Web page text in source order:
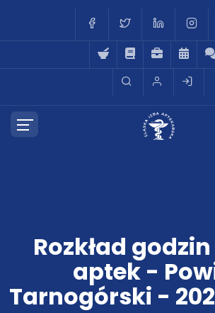
Rozkład
aptek -
Tarnogórski -